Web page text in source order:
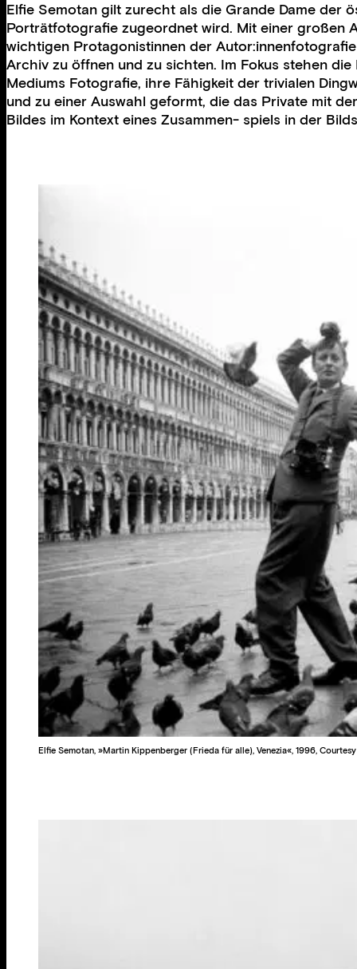
Elfie Semotan gilt zurecht als die Grande Dame der
Porträtfotografie zugeordnet wird. Mit einer großen
wichtigen Protagonistinnen der
Archiv zu öffnen und zu sichten. Im Fokus stehen
Mediums Fotografie, ihre Fähigkeit der trivialen
und zu einer Auswahl geformt, die das Private mit
Bildes im Kontext eines Zusammen- spiels in der
Elfie Semotan, »Martin Kippenberger (Frieda für alle), Venezia«, 1996,